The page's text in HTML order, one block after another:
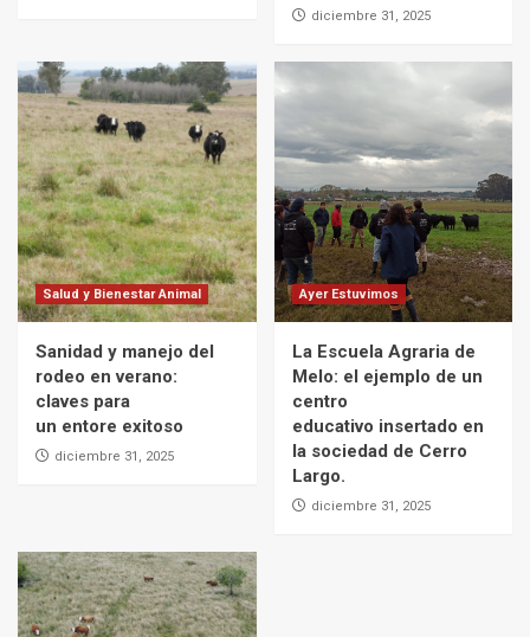
diciembre 31, 2025
Salud y Bienestar Animal
Sanidad y manejo del
rodeo en verano:
claves para
un entore exitoso
diciembre 31, 2025
Ayer Estuvimos
La Escuela Agraria de
Melo: el ejemplo de un
centro
educativo insertado en
la sociedad de Cerro
Largo.
diciembre 31, 2025